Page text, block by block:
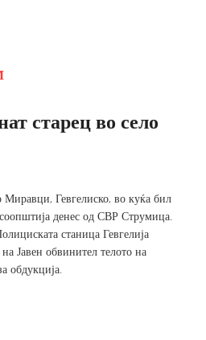
старец во село
Гевгелиско, во куќа бил
денес од СВР Струмица.
станица Гевгелија
Јавен обвинител телото на
обдукција.